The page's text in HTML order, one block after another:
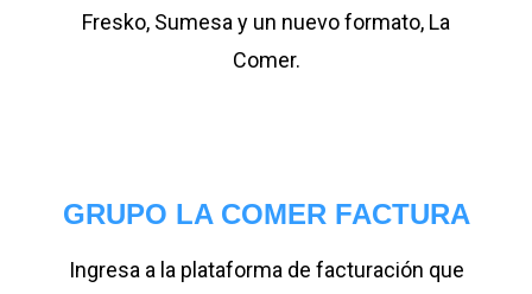
Fresko, Sumesa y un nuevo formato, La
Comer.
GRUPO LA COMER FACTURA
Ingresa a la plataforma de facturación que